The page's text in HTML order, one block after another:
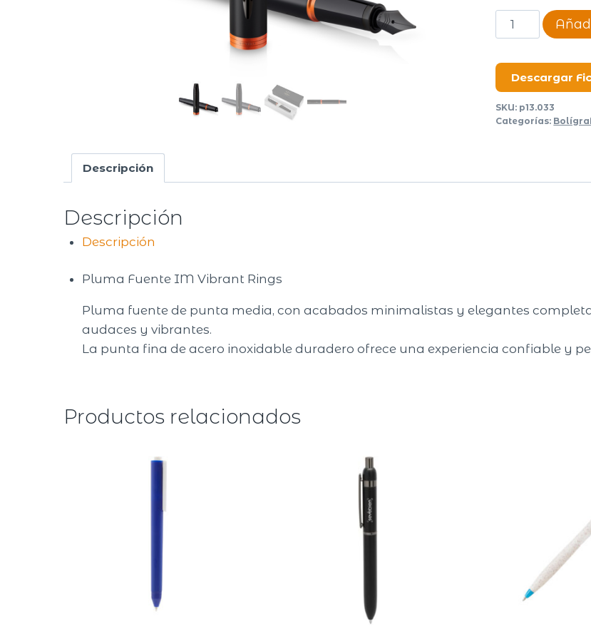
Pluma
Parker
Rings
cantidad
Descargar
SKU: p13.033
Categorías:
Descripción
Descripción
Descripción
Pluma Fuente IM Vibrant Rings
Pluma fuente de punta media, con acabados minimalistas y elegantes
audaces y vibrantes.
La punta fina de acero inoxidable duradero ofrece una experiencia confiable y
Productos relacionados